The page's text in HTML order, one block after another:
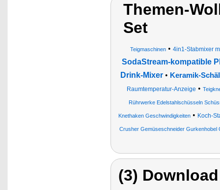
Themen-
Set
Teigmaschinen • 4in1-Stabmixer
SodaStream-kompatible
Drink-Mixer • Keramik-
Raumtemperatur-Anzeige •
Rührwerke Edelstahlschüsseln
Knethaken Geschwindigkeiten • Koch-
Crusher Gemüseschneider Gurkenhobel
(3)